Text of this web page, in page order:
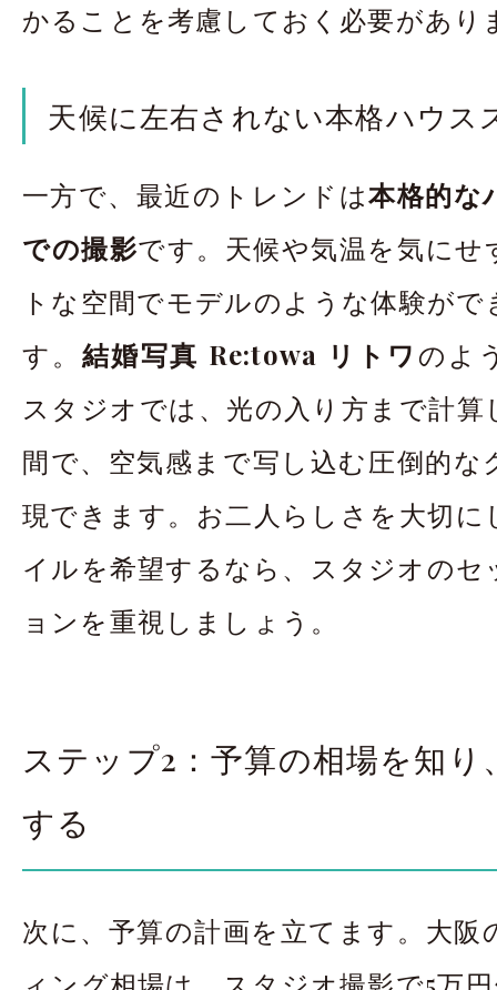
かることを考慮しておく必要があり
天候に左右されない本格ハウス
一方で、最近のトレンドは本格的な
での撮影です。天候や気温を気にせ
トな空間でモデルのような体験が
す。 結婚写真 Re:towa リトワ のよ
スタジオでは、光の入り方まで計
間で、空気感まで写し込む圧倒的な
現できます。お二人らしさを大切に
イルを希望するなら、スタジオのセ
ョンを重視しましょう。
ステップ2：予算の相場を知り
する
次に、予算の計画を立てます。大阪